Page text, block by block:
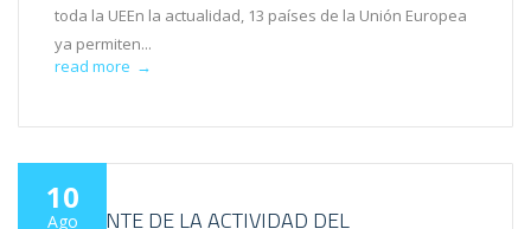
toda la UEEn la actualidad, 13 países de la Unión Europea
ya permiten...
read more →
10
Ago
REPUNTE DE LA ACTIVIDAD DEL